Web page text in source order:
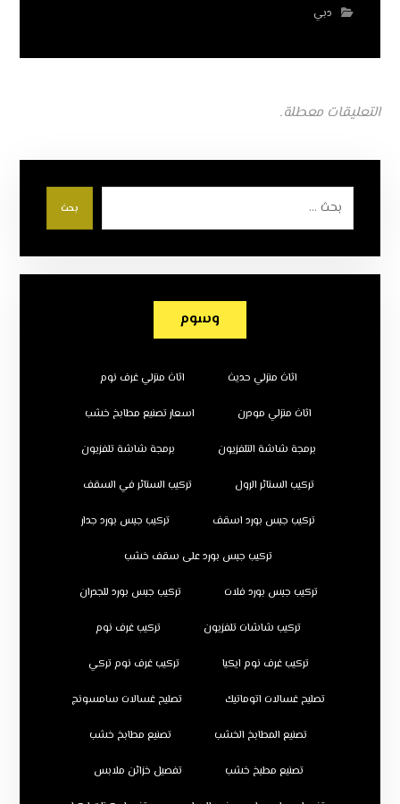
دبي
التعليقات معطلة.
بحث
وسوم
اثاث منزلي حديث اثاث منزلي غرف نوم
اثاث منزلي مودرن اسعار تصنيع مطابخ خشب
برمجة شاشة التلفزيون برمجة شاشة تلفزيون
تركيب الستائر الرول تركيب الستائر في السقف
تركيب جبس بورد اسقف تركيب جبس بورد جدار
تركيب جبس بورد على سقف خشب
تركيب جبس بورد فلات تركيب جبس بورد للجدران
تركيب شاشات تلفزيون تركيب غرف نوم
تركيب غرف نوم ايكيا تركيب غرف نوم تركي
تصليح غسالات اتوماتيك تصليح غسالات سامسونج
تصنيع المطابخ الخشب تصنيع مطابخ خشب
تصنيع مطبخ خشب تفصيل خزائن ملابس